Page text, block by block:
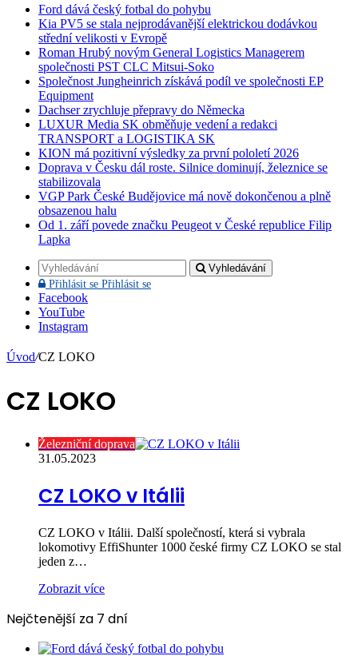
Ford dává český fotbal do pohybu
Kia PV5 se stala nejprodávanější elektrickou dodávkou
střední velikosti v Evropě
Roman Hrubý novým General Logistics Managerem
společnosti PST CLC Mitsui-Soko
Společnost Jungheinrich získává podíl ve společnosti EP
Equipment
Dachser zrychluje přepravy do Německa
LUXUR Media SK obměňuje vedení a redakci
TRANSPORT a LOGISTIKA SK
KION má pozitivní výsledky za první pololetí 2026
Doprava v Česku dál roste. Silnice dominují, železnice se
stabilizovala
VGP Park České Budějovice má nově dokončenou a plně
obsazenou halu
Od 1. září povede značku Peugeot v České republice Filip
Lapka
Vyhledávání
Přihlásit se Přihlásit se
Facebook
YouTube
Instagram
Úvod/CZ LOKO
CZ LOKO
Železniční doprava
31.05.2023
CZ LOKO v Itálii
CZ LOKO v Itálii. Další společností, která si vybrala
lokomotivy EffiShunter 1000 české firmy CZ LOKO se stal
jeden z…
Zobrazit více
Nejčtenější za 7 dní